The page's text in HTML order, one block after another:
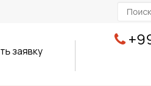
заявку